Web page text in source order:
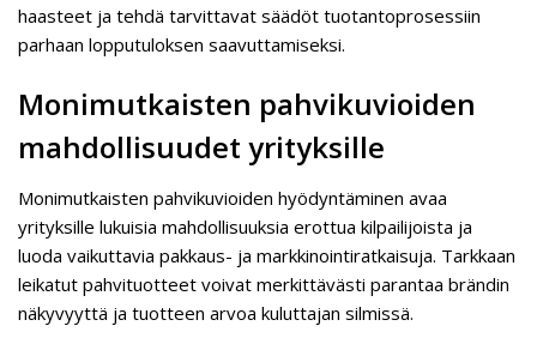
haasteet ja tehdä tarvittavat säädöt tuotantoprosessiin
parhaan lopputuloksen saavuttamiseksi.
Monimutkaisten pahvikuvioiden
mahdollisuudet yrityksille
Monimutkaisten pahvikuvioiden hyödyntäminen avaa
yrityksille lukuisia mahdollisuuksia erottua kilpailijoista ja
luoda vaikuttavia pakkaus- ja markkinointiratkaisuja. Tarkkaan
leikatut pahvituotteet voivat merkittävästi parantaa brändin
näkyvyyttä ja tuotteen arvoa kuluttajan silmissä.